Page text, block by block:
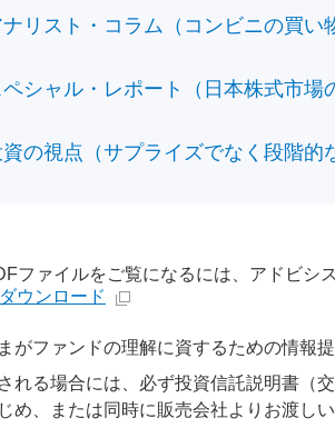
ナリスト・コラム（コンビニの買い
ペシャル・レポート（日本株式市場
の視点（サプライズでなく段階的
ファイルをご覧になるには、アドビシ
ダウンロード
がファンドの理解に資するための情報
れる場合には、必ず投資信託説明書（
め、または同時に販売会社よりお渡